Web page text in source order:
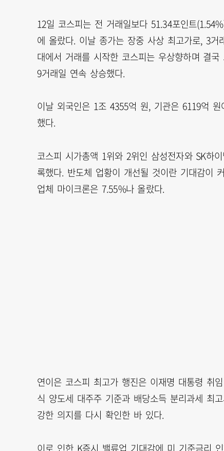
12일 코스피는 전 거래일보다 51.34포인트
에 올랐다. 이날 종가는 장중 사상 최고가로, 3
대에서 거래를 시작한 코스피는 우상향하며 결
9거래일 연속 상승했다.
이날 외국인은 1조 4355억 원, 기관은 6119억
했다.
코스피 시가총액 1위와 2위인 삼성전자와 SK하
록했다. 반도체 업황이 개선될 것이란 기대감이
업체 마이크론은 7.55%나 올랐다.
연이은 코스피 최고가 행진은 이재명 대통령 취
식 양도세 대주주 기준과 배당소득 분리과세 최
강한 의지를 다시 확인한 바 있다.
이로 인한 K증시 밸류업 기대감에 미 기준금리